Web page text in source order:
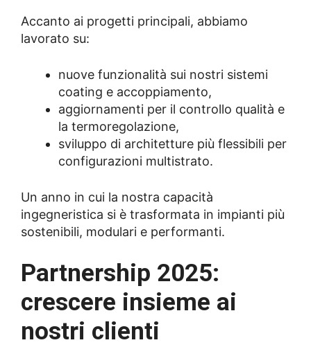
Accanto ai progetti principali, abbiamo
lavorato su:
nuove funzionalità sui nostri sistemi
coating e accoppiamento,
aggiornamenti per il controllo qualità e
la termoregolazione,
sviluppo di architetture più flessibili per
configurazioni multistrato.
Un anno in cui la nostra capacità
ingegneristica si è trasformata in impianti più
sostenibili, modulari e performanti.
Partnership 2025:
crescere insieme ai
nostri clienti